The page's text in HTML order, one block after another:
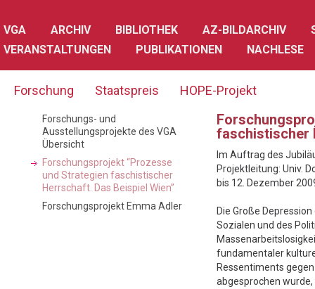
VGA ARCHIV BIBLIOTHEK AZ-BILDARCHIV
VERANSTALTUNGEN
PUBLIKATIONEN NACHLESE
Forschung Staatspreis HOPE-Projekt
Forschungs- und
Ausstellungsprojekte des VGA
Übersicht
Forschungsprojekt “Prozesse
und Strategien faschistischer
Herrschaft. Das Beispiel Wien”
Forschungsprojekt Emma Adler
faschistischer
Im Auftrag des
Projektleitung: Univ.
bis 12. Dezember
Die Große
Sozialen und des
fundamentaler
Ressentiments
abgesprochen